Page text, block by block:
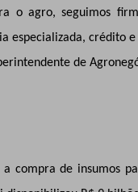
o agro, seguimos
crédito e
de
compra de insumos